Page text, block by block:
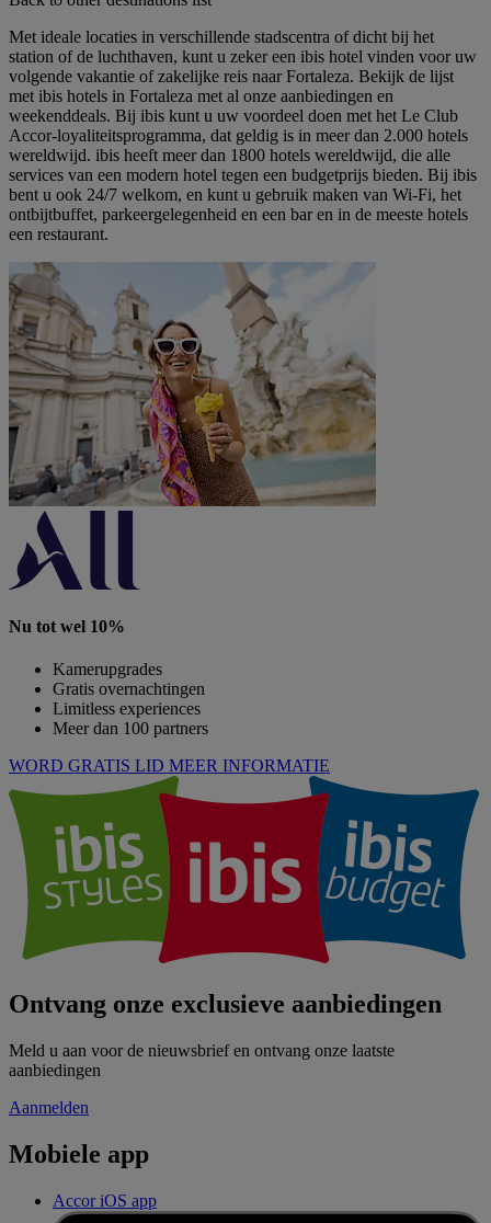
Met ideale locaties in verschillende stadscentra of dicht bij het
station of de luchthaven, kunt u zeker een ibis hotel vinden voor uw
volgende vakantie of zakelijke reis naar Fortaleza. Bekijk de lijst
met ibis hotels in Fortaleza met al onze aanbiedingen en
weekenddeals. Bij ibis kunt u uw voordeel doen met het Le Club
Accor-loyaliteitsprogramma, dat geldig is in meer dan 2.000 hotels
wereldwijd. ibis heeft meer dan 1800 hotels wereldwijd, die alle
services van een modern hotel tegen een budgetprijs bieden. Bij ibis
bent u ook 24/7 welkom, en kunt u gebruik maken van Wi-Fi, het
ontbijtbuffet, parkeergelegenheid en een bar en in de meeste hotels
een restaurant.
Nu tot wel 10%
Kamerupgrades
Gratis overnachtingen
Limitless experiences
Meer dan 100 partners
WORD GRATIS LID MEER INFORMATIE
Ontvang onze exclusieve aanbiedingen
Meld u aan voor de nieuwsbrief en ontvang onze laatste
aanbiedingen
Aanmelden
Mobiele app
Accor iOS app